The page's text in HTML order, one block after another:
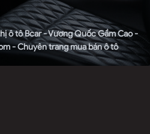
ô tô Bcar - Vương Quốc Gầm Cao -
- Chuyên trang mua bán ô tô